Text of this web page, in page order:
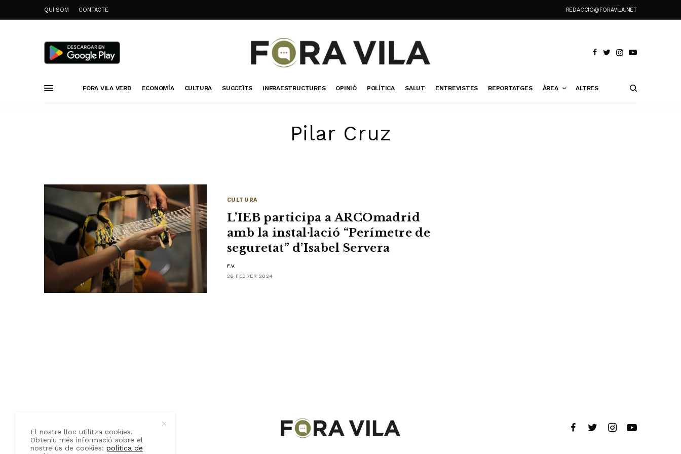
QUI SOM CONTACTE REDACCIO@FORAVILA.NET
FORA VILA VERD ECONOMÍA CULTURA SUCCEÏTS INFRAESTRUCTURES OPINIÓ POLÍTICA SALUT ENTREVISTES REPORTATGES ÀREA ALTRES
Pilar Cruz
CULTURA
L’IEB participa a ARCOmadrid
amb la instal·lació “Perímetre de
seguretat” d’Isabel Servera
F.V.
26 FEBRER 2024
QUI SOM CONTACTE
El nostre lloc utilitza cookies.
Obteniu més informació sobre el
nostre ús de cookies:política de